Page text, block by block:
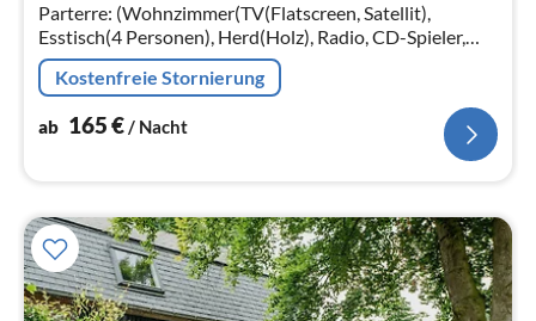
Parterre: (Wohnzimmer(TV(Flatscreen, Satellit),
Esstisch(4 Personen), Herd(Holz), Radio, CD-Spieler,
Stereoanlage), Wohnküche(Kochherd(Gas),
Kaffeemaschine(Filter)
Kostenfreie Stornierung
ab 165€/ Nacht